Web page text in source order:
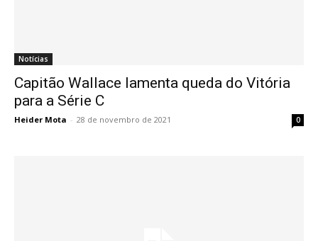
Notícias
Capitão Wallace lamenta queda do Vitória
para a Série C
Heider Mota - 28 de novembro de 2021 0